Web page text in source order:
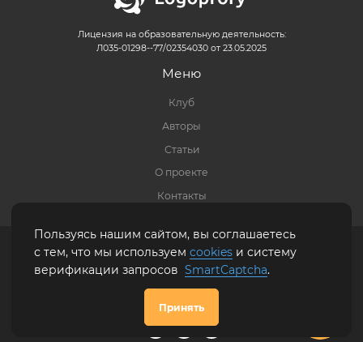
Лицензия на образовательную деятельность:
Л035-01298--77/02354030 от 23.05.2025
Меню
Клуб
Авторы
Статьи
О проекте
Контакты
Правовая информация |Политика обработки персональных данных
сайта
+7 (916) 623-27-13
Пользуясь нашим сайтом, вы соглашаетесь
с тем, что мы используем cookies и систему
верификации запросов SmartCaptcha.
Принять